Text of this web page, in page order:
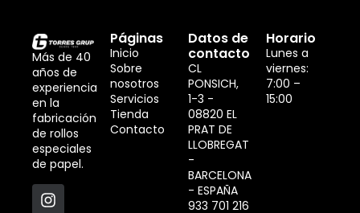
Más de 40
años de
experiencia
en la
fabricación
de rollos
especiales
de papel.
Páginas
Inicio
Sobre
nosotros
Servicios
Tienda
Contacto
Datos de
contacto
CL
PONSICH,
1-3 -
08820 EL
PRAT DE
LLOBREGAT
-
BARCELONA
- ESPAÑA
933 701 216
Horario
Lunes a
viernes:
7:00 –
15:00